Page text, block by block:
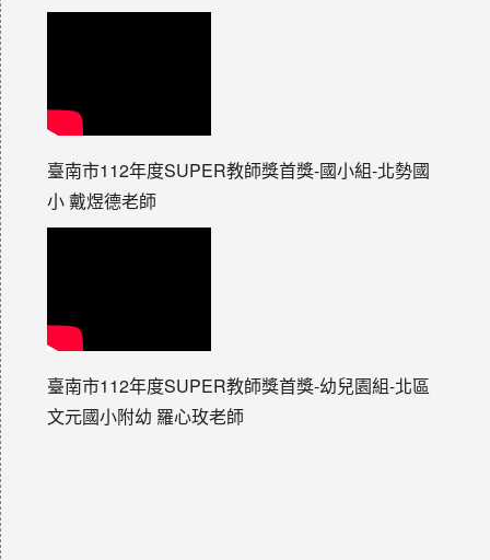
臺南市112年度SUPER教師獎首獎-國小組-北勢國
小 戴煜德老師
臺南市112年度SUPER教師獎首獎-幼兒園組-北區
文元國小附幼 羅心玫老師